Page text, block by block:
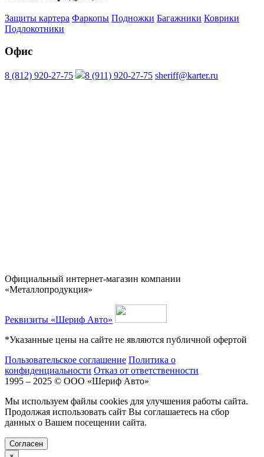
Защиты картера Фаркопы Подножки Багажники Коврики
Подлокотники
Офис
8 (812) 920-27-75 8 (911) 920-27-75 sheriff@karter.ru
Официальный интернет-магазин компании
«Металлопродукция»
Реквизиты «Шериф Авто»
*Указанные цены на сайте не являются публичной офертой
Пользовательское соглашение Политика о
конфиденциальности Отказ от ответственности
1995 – 2025 © ООО «Шериф Авто»
Мы используем файлы cookies для улучшения работы сайта.
Продолжая использовать сайт Вы соглашаетесь на сбор
данных о Вашем посещении сайта.
Cогласен